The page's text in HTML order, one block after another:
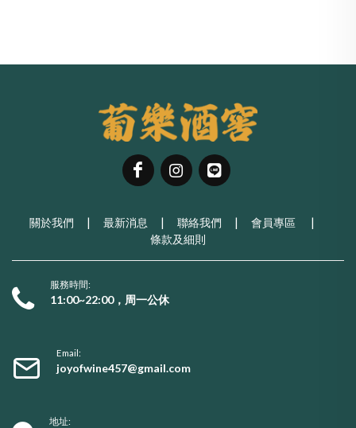
關於我們 | 最新消息 | 聯絡我們 | 會員專區
|
條款及細則
服務時間:
11:00~22:00，周一公休
Email:
joyofwine457@gmail.com
地址: